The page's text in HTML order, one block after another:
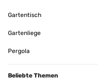
Gartentisch
Gartenliege
Pergola
Beliebte Themen